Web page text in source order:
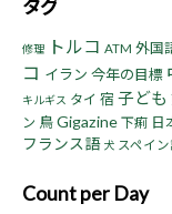
タグ
修理 トルコ ATM 外国
コ イラン 今年の目標
キルギス タイ 宿 子ども
ン 鳥Gigazine 下痢 日
フランス語 犬 スペイ
Count per Day